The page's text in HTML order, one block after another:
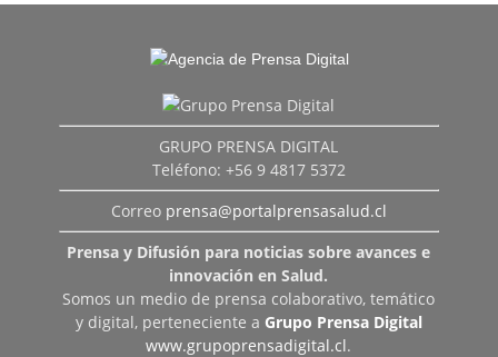
GRUPO PRENSA DIGITAL
Teléfono: +56 9 4817 5372
Correo prensa@portalprensasalud.cl
Prensa y Difusión para noticias sobre avances e
innovación en Salud.
Somos un medio de prensa colaborativo, temático
y digital, perteneciente a Grupo Prensa Digital
www.grupoprensadigital.cl.